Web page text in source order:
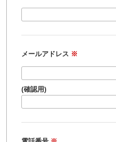
メールアドレス ※
(確認用)